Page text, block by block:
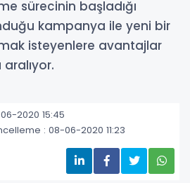
sürecinin başladığı
kampanya ile yeni bir
isteyenlere avantajlar
aralıyor.
2020 15:45
: 08-06-2020 11:23